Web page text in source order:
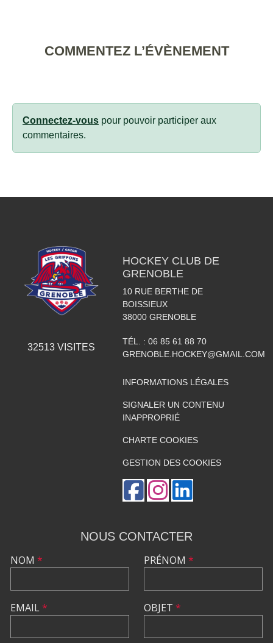
COMMENTEZ L’ÉVÈNEMENT
Connectez-vous pour pouvoir participer aux
commentaires.
32513VISITES
HOCKEY CLUB DE
GRENOBLE
10 RUE BERTHE DE
BOISSIEUX
38000 GRENOBLE
TÉL. : 06 85 61 88 70
GRENOBLE.HOCKEY@GMAIL.COM
INFORMATIONS LÉGALES
SIGNALER UN CONTENU
INAPPROPRIÉ
CHARTE COOKIES
GESTION DES COOKIES
NOUS CONTACTER
NOM *
EMAIL*
PRÉNOM *
OBJET *